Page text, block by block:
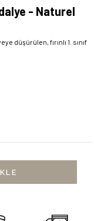
- Naturel
düşürülen, fırınlı 1. sınıf